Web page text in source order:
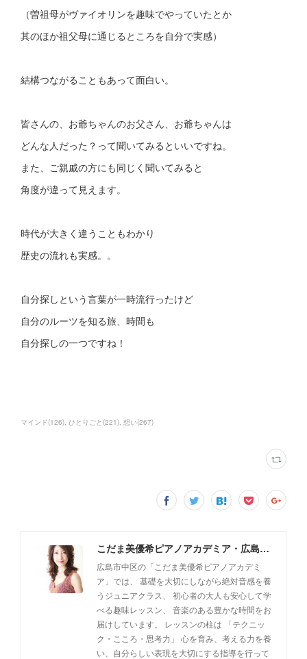
（曽祖母がヴァイオリンを趣味でやっていたとか
其のほか祖父母に通じるところを自分で実感）
結構つながることもあって面白い。
皆さんの、お爺ちゃんのお父さん、お爺ちゃんは
どんな人だった？って聞いてみるといいですね。
また、ご親戚の方にも同じく聞いてみると
角度が違って見えます。
時代が大きく違うこともわかり
歴史の流れも実感。。
自分探しという言葉が一時流行ったけど
自分のルーツを知る旅、時間も
自分探しの一つですね！
マインド(126) ひとりごと (221) 想い(267)
こだま美優希ピアノアカデミア・広島市中区
広島市中区の「こだま美優希ピアノアカデミ
ア」では、 基礎を大切にしながら絶対音感を養
うジュニアクラス、 初心者の大人も安心して学
べる趣味レッスン、 音楽のある豊かな時間をお
届けしています。 レッスンの柱は 「テクニッ
ク・こころ・思考力」 心を育み、考える力を養
い、自分らしい表現を大切にする指導を行って